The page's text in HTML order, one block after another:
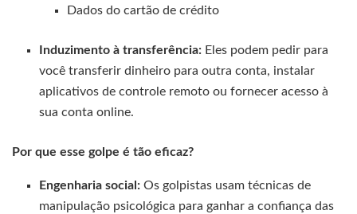
Dados do cartão de crédito
Induzimento à transferência: Eles podem pedir para
você transferir dinheiro para outra conta, instalar
aplicativos de controle remoto ou fornecer acesso à
sua conta online.
Por que esse golpe é tão eficaz?
Engenharia social: Os golpistas usam técnicas de
manipulação psicológica para ganhar a confiança das